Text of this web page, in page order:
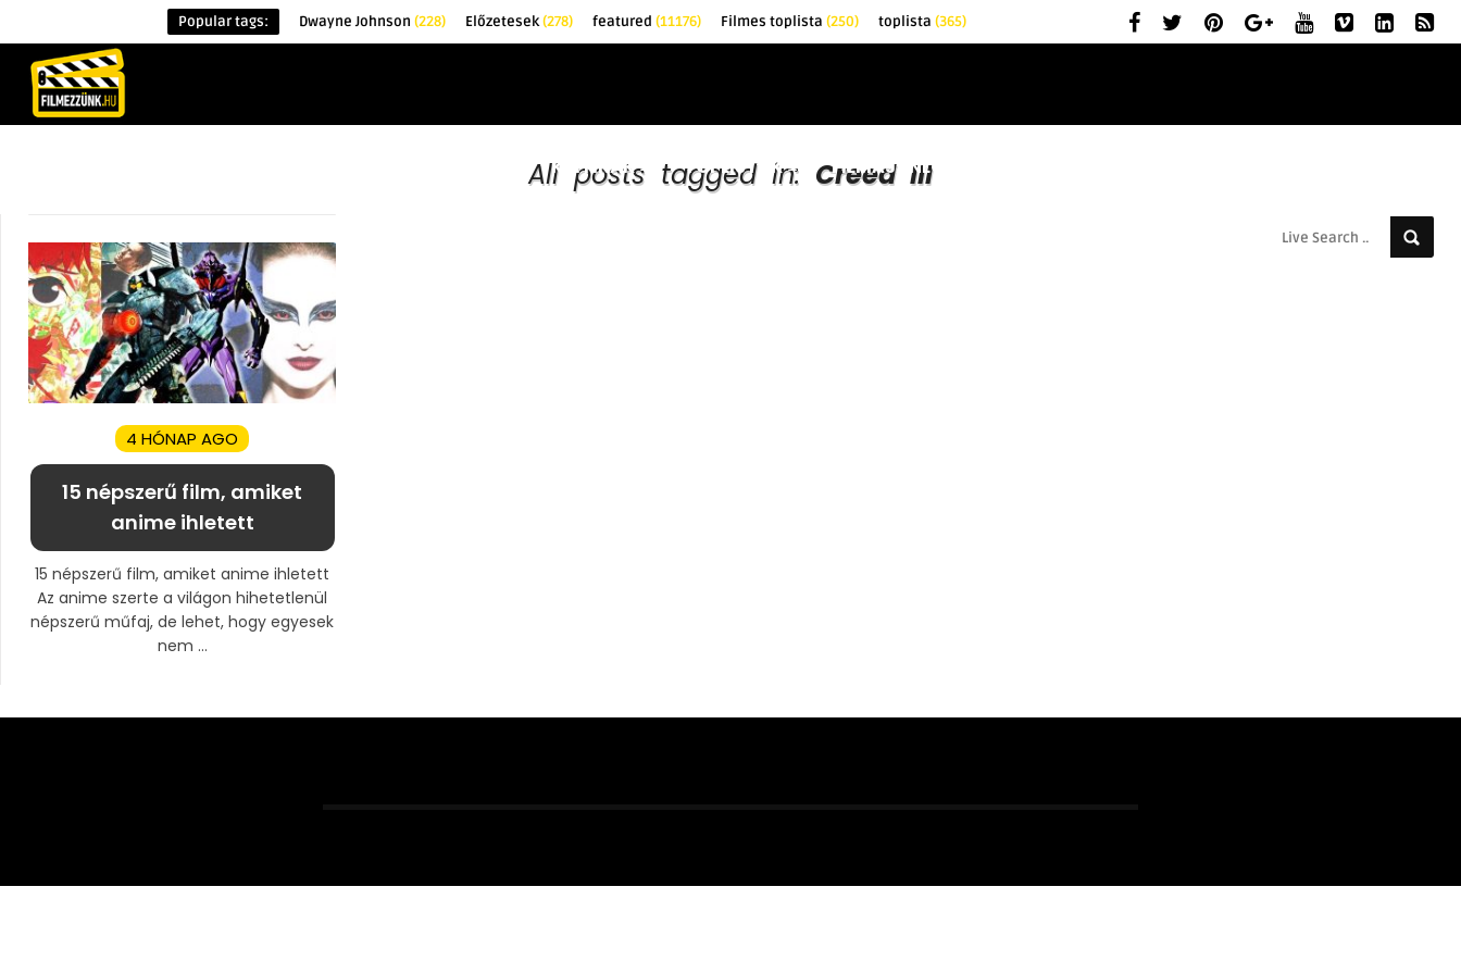
Popular tags: Dwayne Johnson (228) Előzetesek(278) featured (11176) Filmes toplista (250) toplista (365)
KRITIKÁK TOPLISTÁK FILMAJÁNLÓ
All posts tagged in: Creed III
4 HÓNAP AGO
15 népszerű film, amiket
anime ihletett
15 népszerű film, amiket anime ihletett
Az anime szerte a világon hihetetlenül
népszerű műfaj, de lehet, hogy egyesek
nem ...